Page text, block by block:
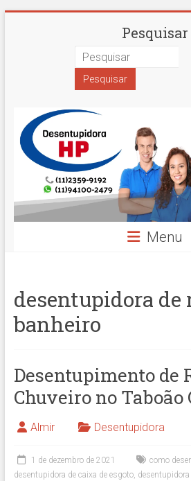
Desentupidora
Paulo
Hidro
Prime
Pesquisar
Menu
desentupidora de
banheiro
Desentupimento de
Chuveiro no Taboão
Almir Desentupidora
1 de dezembro de 2021 como
desentupidora de caixa de esgoto, desentupidora